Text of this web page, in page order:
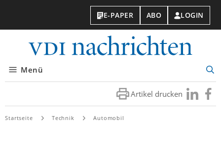
E-PAPER ABO LOGIN
Menü
Artikel drucken Besuchen
Sie
Sie
Startseite Technik Automobil